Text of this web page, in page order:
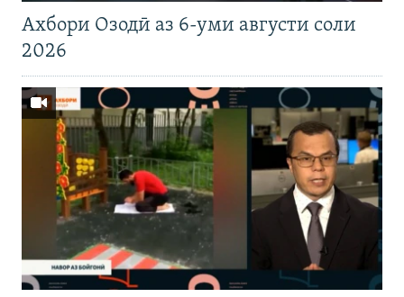
Ахбори Озодӣ аз 6-уми августи соли
2026